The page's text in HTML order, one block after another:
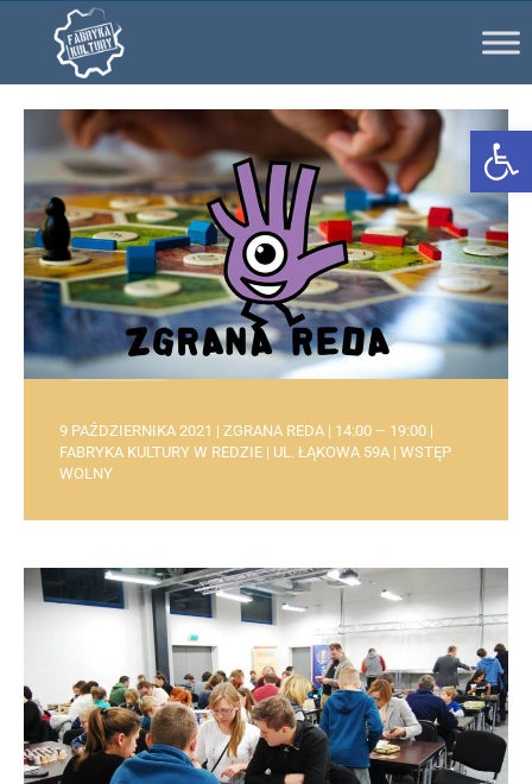
9 PAŹDZIERNIKA 2021 | ZGRANA REDA | 14:00 – 19:00 |
FABRYKA KULTURY W REDZIE | UL. ŁĄKOWA 59A | WSTĘP
WOLNY